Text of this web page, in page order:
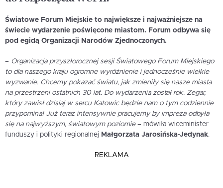
Światowe Forum Miejskie to największe i najważniejsze na
świecie wydarzenie poświęcone miastom. Forum odbywa się
pod egidą Organizacji Narodów Zjednoczonych.
– Organizacja przyszłorocznej sesji Światowego Forum Miejskiego
to dla naszego kraju ogromne wyróżnienie i jednocześnie wielkie
wyzwanie. Chcemy pokazać światu, jak zmieniły się nasze miasta
na przestrzeni ostatnich 30 lat. Do wydarzenia został rok. Zegar,
który zawisł dzisiaj w sercu Katowic będzie nam o tym codziennie
przypominał Już teraz intensywnie pracujemy by impreza odbyła
się na najwyższym, światowym poziomie– mówiła wiceminister
funduszy i polityki regionalnej Małgorzata Jarosińska-Jedynak.
REKLAMA